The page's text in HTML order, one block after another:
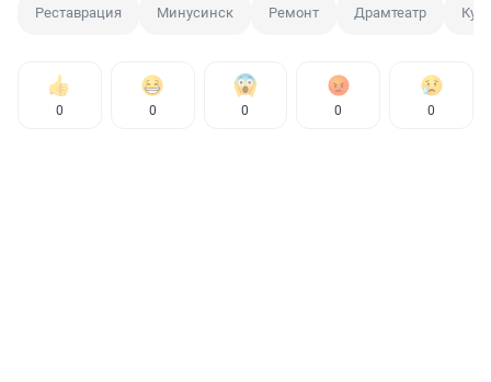
Реставрация Минусинск Ремонт Драмтеатр
0 0 0 0 0